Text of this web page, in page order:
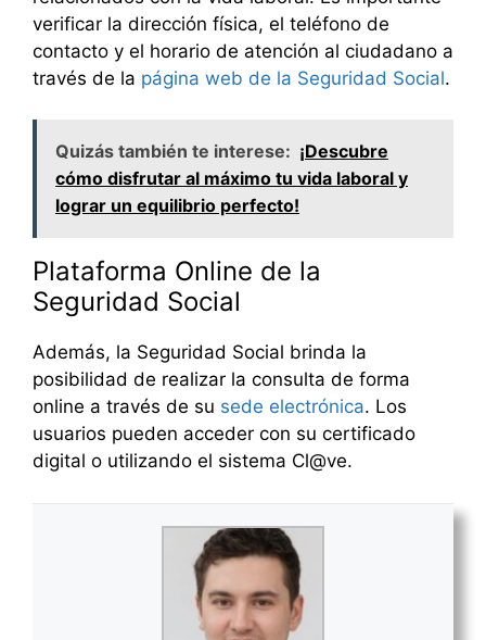
verificar la dirección física, el teléfono de
contacto y el horario de atención al ciudadano a
través de la página web de la Seguridad Social.
Quizás también te interese: ¡Descubre
cómo disfrutar al máximo tu vida laboral y
lograr un equilibrio perfecto!
Plataforma Online de la
Seguridad Social
Además, la Seguridad Social brinda la
posibilidad de realizar la consulta de forma
online a través de su sede electrónica. Los
usuarios pueden acceder con su certificado
digital o utilizando el sistema Cl@ve.